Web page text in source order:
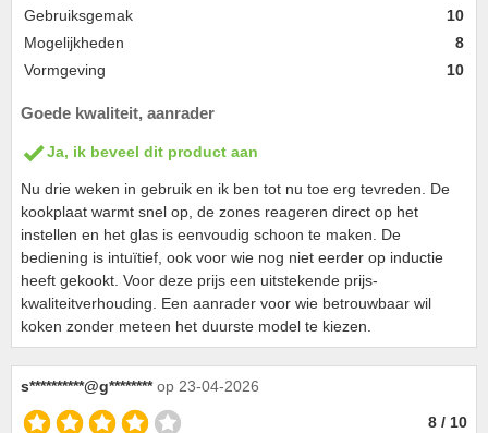
Gebruiksgemak
10
Mogelijkheden
8
Vormgeving
10
Goede kwaliteit, aanrader
Ja, ik beveel dit product aan
Nu drie weken in gebruik en ik ben tot nu toe erg tevreden. De
kookplaat warmt snel op, de zones reageren direct op het
instellen en het glas is eenvoudig schoon te maken. De
bediening is intuïtief, ook voor wie nog niet eerder op inductie
heeft gekookt. Voor deze prijs een uitstekende prijs-
kwaliteitverhouding. Een aanrader voor wie betrouwbaar wil
koken zonder meteen het duurste model te kiezen.
s**********@g******** op 23-04-2026
8 / 10